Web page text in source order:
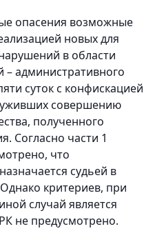
опасения возможные
новых для
в области
– административного
суток с конфискацией
совершению
полученного
Согласно части 1
что
назначается судьей в
критериев, при
случай является
не предусмотрено.